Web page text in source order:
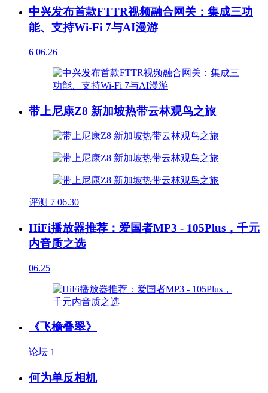
中兴发布首款FTTR视频融合网关：集成三功
能、支持Wi-Fi 7与AI漫游
6 06.26
带上尼康Z8 新加坡热带云林观鸟之旅
评测 7 06.30
HiFi播放器推荐：爱国者MP3 - 105Plus，千元
内音质之选
06.25
《飞檐叠翠》
论坛 1
何为单反相机